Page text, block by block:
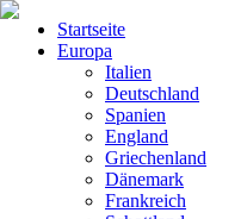
Startseite
Europa
Italien
Deutschland
Spanien
England
Griechenland
Dänemark
Frankreich